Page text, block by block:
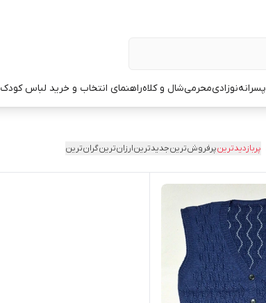
پسرانهنوزادیمحرمیشال و کلاهراهنمای انتخاب و خرید لباس کودک
پربازدیدترینپرفروش‌ترینجدیدترینارزان‌ترینگران‌ترین